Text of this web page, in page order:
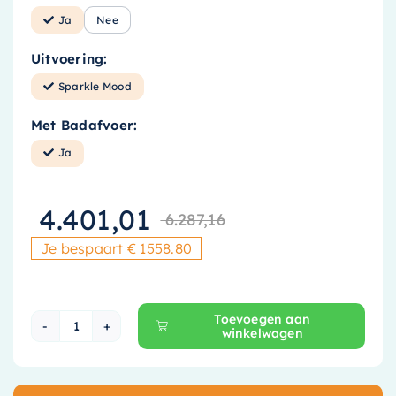
Ja Nee
Uitvoering:
Sparkle Mood
Met Badafvoer:
Ja
6.287,16
4.401,01 Huidige
Je bespaart € 1558.80
Riho Desire Whirlpool - 180 x 84 cm -
Toevoegen aan
winkelwagen